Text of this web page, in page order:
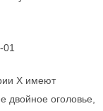
01
X имеют
двойное оголовье,